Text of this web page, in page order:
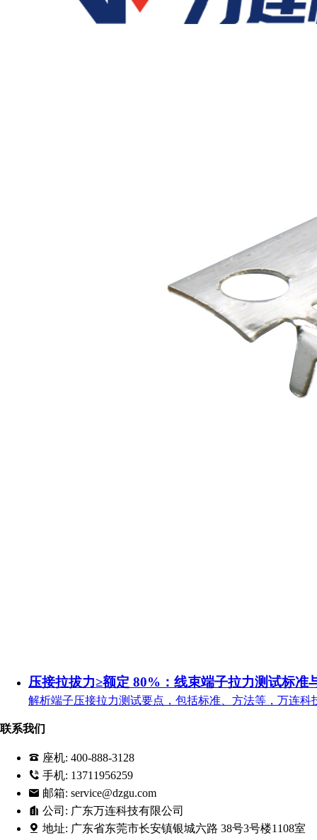
压接拉拔力≥额定 80%：线束端子拉力测试标准
解析端子压接拉力测试要点，包括标准、方法等，万连科
联系我们
座机: 400-888-3128
手机: 13711956259
邮箱: service@dzgu.com
公司: 广东万连科技有限公司
地址: 广东省东莞市长安镇银城六路 38号3号楼1108室